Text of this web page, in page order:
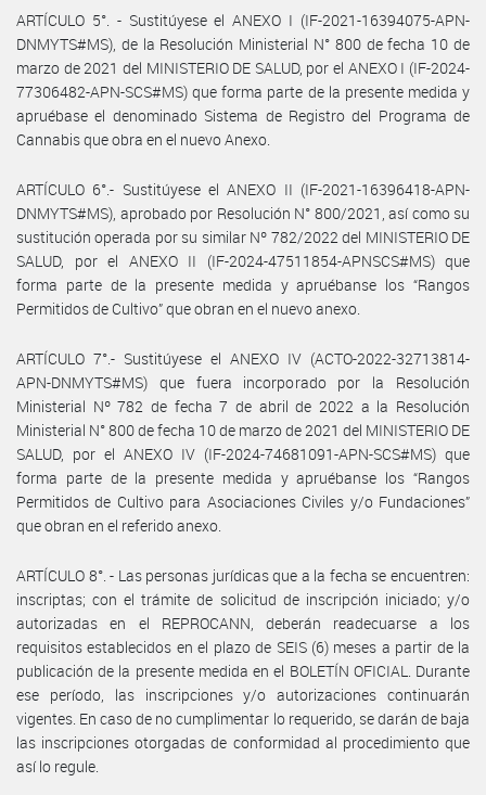
ARTÍCULO 5°. - Sustitúyese el ANEXO I (IF-2021-16394075-APN-
DNMYTS#MS), de la Resolución Ministerial N° 800 de fecha 10 de
marzo de 2021 del MINISTERIO DE SALUD, por el ANEXO I (IF-2024-
77306482-APN-SCS#MS) que forma parte de la presente medida y
apruébase el denominado Sistema de Registro del Programa de
Cannabis que obra en el nuevo Anexo.
ARTÍCULO 6°.- Sustitúyese el ANEXO II (IF-2021-16396418-APN-
DNMYTS#MS), aprobado por Resolución N° 800/2021, así como su
sustitución operada por su similar Nº 782/2022 del MINISTERIO DE
SALUD, por el ANEXO II (IF-2024-47511854-APNSCS#MS) que
forma parte de la presente medida y apruébanse los “Rangos
Permitidos de Cultivo” que obran en el nuevo anexo.
ARTÍCULO 7°.- Sustitúyese el ANEXO IV (ACTO-2022-32713814-
APN-DNMYTS#MS) que fuera incorporado por la Resolución
Ministerial Nº 782 de fecha 7 de abril de 2022 a la Resolución
Ministerial N° 800 de fecha 10 de marzo de 2021 del MINISTERIO DE
SALUD, por el ANEXO IV (IF-2024-74681091-APN-SCS#MS) que
forma parte de la presente medida y apruébanse los “Rangos
Permitidos de Cultivo para Asociaciones Civiles y/o Fundaciones”
que obran en el referido anexo.
ARTÍCULO 8°. - Las personas jurídicas que a la fecha se encuentren:
inscriptas; con el trámite de solicitud de inscripción iniciado; y/o
autorizadas en el REPROCANN, deberán readecuarse a los
requisitos establecidos en el plazo de SEIS (6) meses a partir de la
publicación de la presente medida en el BOLETÍN OFICIAL. Durante
ese período, las inscripciones y/o autorizaciones continuarán
vigentes. En caso de no cumplimentar lo requerido, se darán de baja
las inscripciones otorgadas de conformidad al procedimiento que
así lo regule.